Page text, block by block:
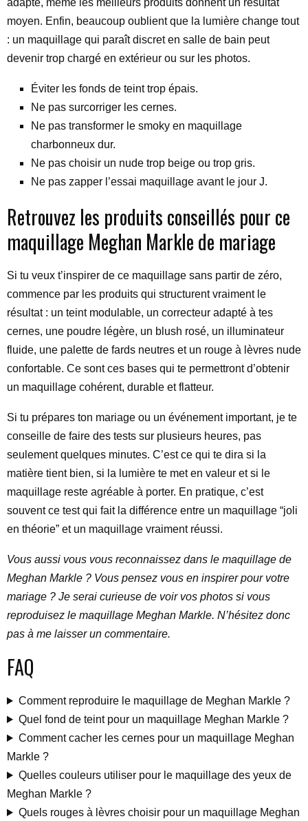
adapté, même les meilleurs produits donnent un résultat
moyen. Enfin, beaucoup oublient que la lumière change tout
: un maquillage qui paraît discret en salle de bain peut
devenir trop chargé en extérieur ou sur les photos.
Éviter les fonds de teint trop épais.
Ne pas surcorriger les cernes.
Ne pas transformer le smoky en maquillage
charbonneux dur.
Ne pas choisir un nude trop beige ou trop gris.
Ne pas zapper l’essai maquillage avant le jour J.
Retrouvez les produits conseillés pour ce
maquillage Meghan Markle de mariage
Si tu veux t’inspirer de ce maquillage sans partir de zéro,
commence par les produits qui structurent vraiment le
résultat : un teint modulable, un correcteur adapté à tes
cernes, une poudre légère, un blush rosé, un illuminateur
fluide, une palette de fards neutres et un rouge à lèvres nude
confortable. Ce sont ces bases qui te permettront d’obtenir
un maquillage cohérent, durable et flatteur.
Si tu prépares ton mariage ou un événement important, je te
conseille de faire des tests sur plusieurs heures, pas
seulement quelques minutes. C’est ce qui te dira si la
matière tient bien, si la lumière te met en valeur et si le
maquillage reste agréable à porter. En pratique, c’est
souvent ce test qui fait la différence entre un maquillage “joli
en théorie” et un maquillage vraiment réussi.
Vous aussi vous vous reconnaissez dans le maquillage de
Meghan Markle ? Vous pensez vous en inspirer pour votre
mariage ? Je serai curieuse de voir vos photos si vous
reproduisez le maquillage Meghan Markle. N’hésitez donc
pas à me laisser un commentaire.
FAQ
Comment reproduire le maquillage de Meghan Markle ?
Quel fond de teint pour un maquillage Meghan Markle ?
Comment cacher les cernes pour un maquillage Meghan
Markle ?
Quelles couleurs utiliser pour le maquillage des yeux de
Meghan Markle ?
Quels rouges à lèvres choisir pour un maquillage Meghan